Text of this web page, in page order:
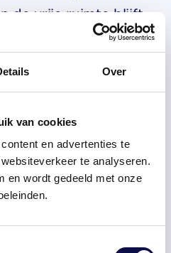
Over
van cookies
en advertenties te
te analyseren.
en wordt gedeeld met onze
de vrije ruimte blijft.
buiten de
behandel je ze als
dat je
moet inhouden over
dit in de reguliere
geeft het op via de
gebruik je de